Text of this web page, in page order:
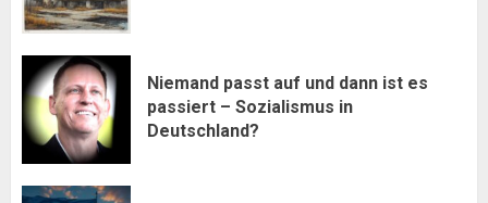
Niemand passt auf und dann ist es
passiert – Sozialismus in
Deutschland?